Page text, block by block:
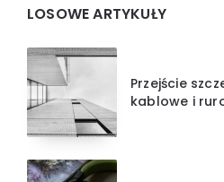
LOSOWE ARTYKUŁY
Przejście
kablowe i